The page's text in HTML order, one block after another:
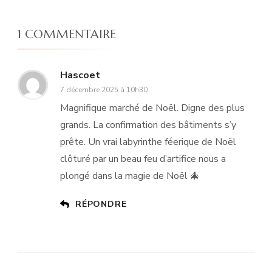
1 COMMENTAIRE
Hascoet
7 décembre 2025 à 10h30
Magnifique marché de Noël. Digne des plus
grands. La confirmation des bâtiments s’y
prête. Un vrai labyrinthe féerique de Noël
clôturé par un beau feu d’artifice nous a
plongé dans la magie de Noël 🎄
RÉPONDRE